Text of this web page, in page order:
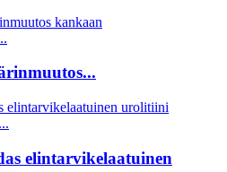
elintarvikelaatuinen